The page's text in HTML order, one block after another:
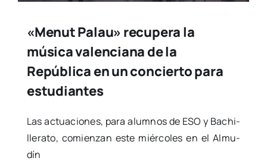
«Menut Palau» recupera la
música valenciana de la
República en un concierto para
estudiantes
Las actua­cio­nes, para alum­nos de ESO y Bachi­
lle­ra­to, comien­zan este miér­co­les en el Almu­
dín